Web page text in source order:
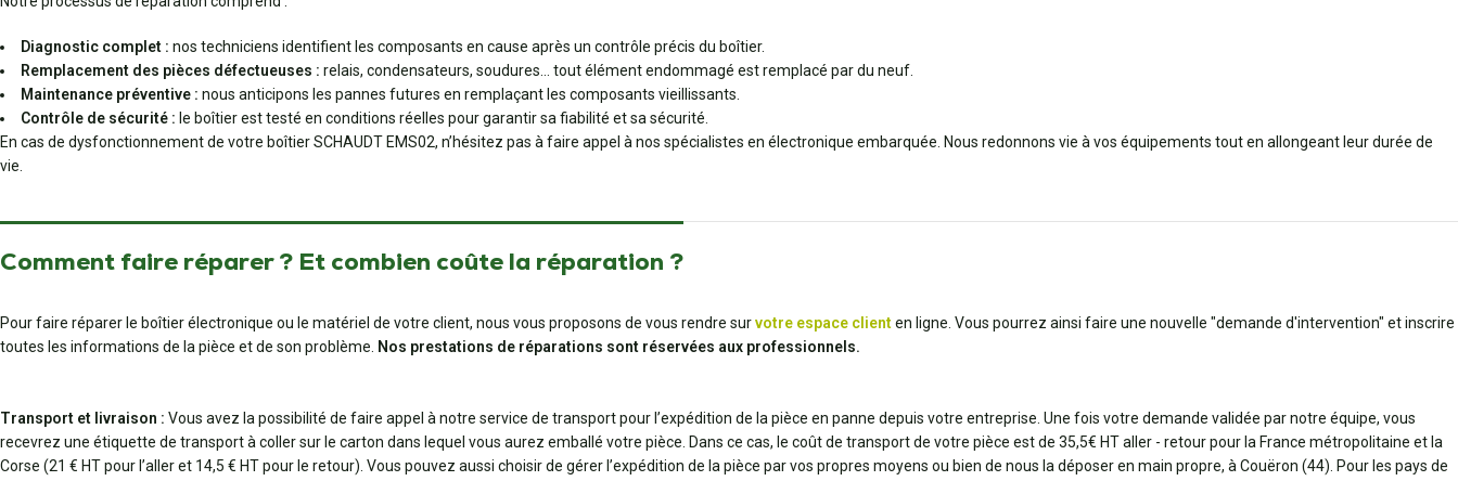
Diagnostic complet : nos techniciens identifient les composants en cause après un contrôle précis du boîtier.
Remplacement des pièces défectueuses : relais, condensateurs, soudures… tout élément endommagé est remplacé par du neuf.
Maintenance préventive : nous anticipons les pannes futures en remplaçant les composants vieillissants.
Contrôle de sécurité : le boîtier est testé en conditions réelles pour garantir sa fiabilité et sa sécurité.
En cas de dysfonctionnement de votre boîtier SCHAUDT EMS02, n’hésitez pas à faire appel à nos spécialistes en électronique embarquée. Nous redonnons vie à vos équipements tout en allongeant leur durée de
vie.
Comment faire réparer ? Et combien coûte la réparation ?
Pour faire réparer le boîtier électronique ou le matériel de votre client, nous vous proposons de vous rendre survotre espace clienten ligne. Vous pourrez ainsi faire une nouvelle "demande d'intervention" et inscrire
toutes les informations de la pièce et de son problème. Nos prestations de réparations sont réservées aux professionnels.
Transport et livraison : Vous avez la possibilité de faire appel à notre service de transport pour l’expédition de la pièce en panne depuis votre entreprise. Une fois votre demande validée par notre équipe, vous
recevrez une étiquette de transport à coller sur le carton dans lequel vous aurez emballé votre pièce. Dans ce cas, le coût de transport de votre pièce est de 35,5€ HT aller - retour pour la France métropolitaine et la
Corse (21 € HT pour l’aller et 14,5 € HT pour le retour). Vous pouvez aussi choisir de gérer l’expédition de la pièce par vos propres moyens ou bien de nous la déposer en main propre, à Couëron (44). Pour les pays de